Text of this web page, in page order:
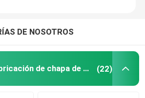
DE NOSOTROS
Piezas de la fabricación de chapa de la precisión (22)